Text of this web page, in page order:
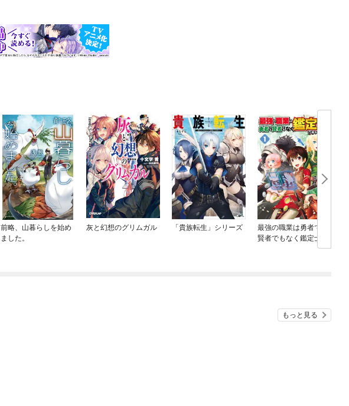
前略、山暮らしを始め
ました。
灰と幻想のグリムガル 「貴族転生」シリーズ
最強の職業は勇者でも
賢者でもなく鑑定士
（仮）らしいですよ？
もっと見る